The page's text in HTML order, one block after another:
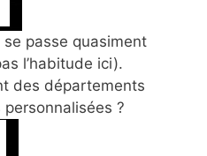
se passe quasiment
l’habitude ici).
des départements
?